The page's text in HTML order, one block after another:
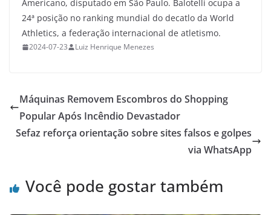
Americano, disputado em São Paulo. Balotelli ocupa a
24ª posição no ranking mundial do decatlo da World
Athletics, a federação internacional de atletismo.
2024-07-23 Luiz Henrique Menezes
Máquinas Removem Escombros do Shopping
Popular Após Incêndio Devastador
Sefaz reforça orientação sobre sites falsos e golpes
via WhatsApp
Você pode gostar também